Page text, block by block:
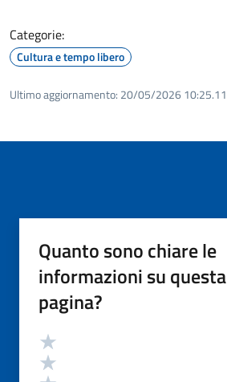
Categorie:
Cultura e tempo libero
Ultimo aggiornamento: 20/05/2026 10:25.11
Quanto sono chiare le
informazioni su questa
pagina?
Valutazione